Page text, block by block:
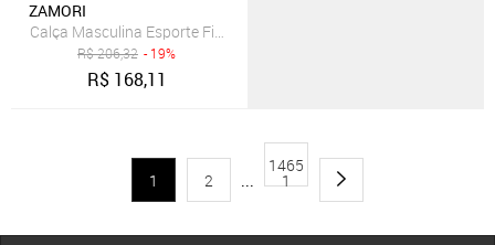
ZAMORI
Calça Masculina Esporte Fino Jeans Reforçada
R$206,32 - 19%
R$ 168,11
1 2 ...
1465
1